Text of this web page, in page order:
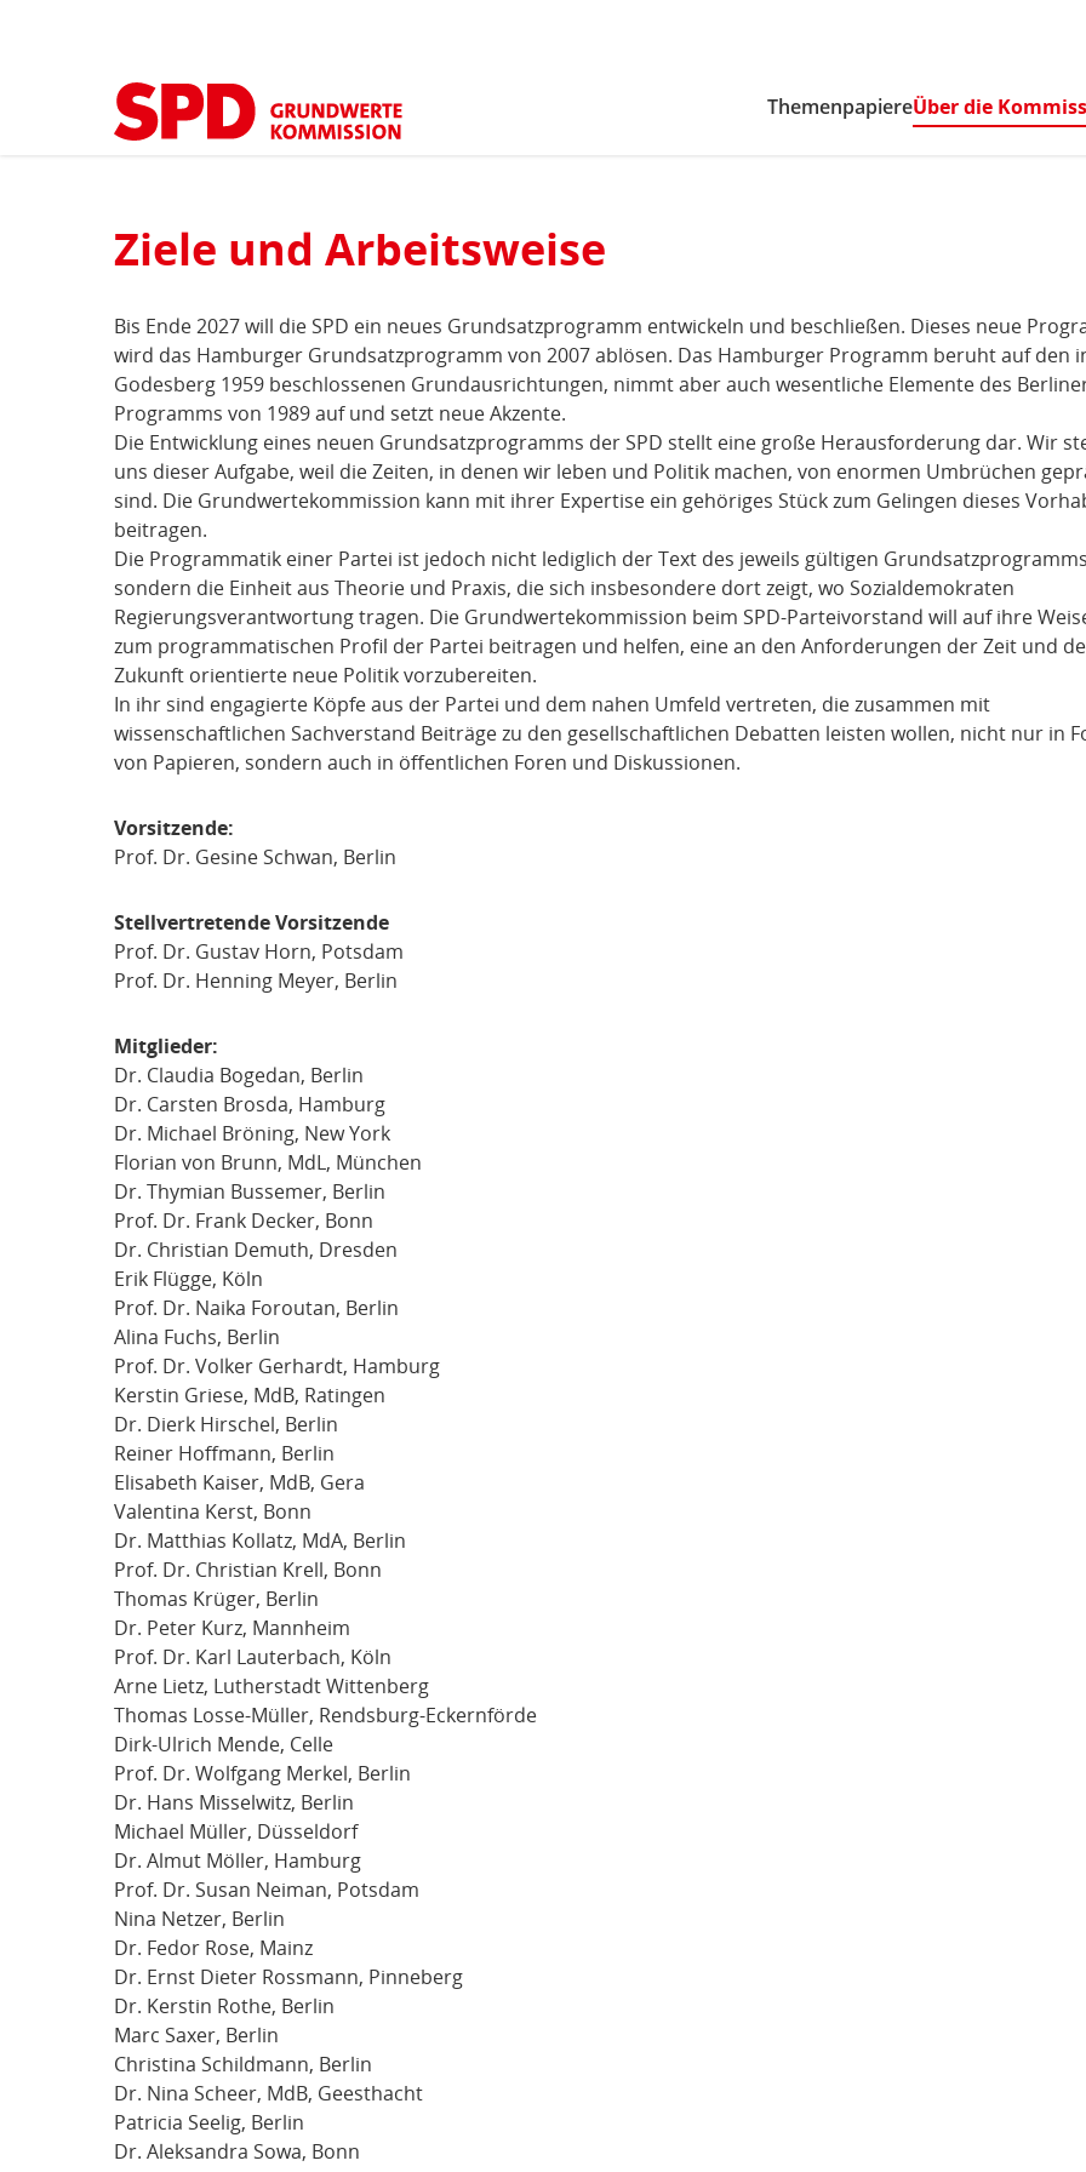
Hauptnavigation
ThemenpapiereÜber die
Kommission
Ziele und Arbeitsweise
Bis Ende 2027 will die SPD ein neues Grundsatzprogramm entwickeln und beschließen. Dieses neue
wird das Hamburger Grundsatzprogramm von 2007 ablösen. Das Hamburger Programm beruht auf den
Godesberg 1959 beschlossenen Grundausrichtungen, nimmt aber auch wesentliche Elemente des
Programms von 1989 auf und setzt neue Akzente.
Die Entwicklung eines neuen Grundsatzprogramms der SPD stellt eine große Herausforderung dar. Wir
uns dieser Aufgabe, weil die Zeiten, in denen wir leben und Politik machen, von enormen Umbrüchen
sind. Die Grundwertekommission kann mit ihrer Expertise ein gehöriges Stück zum Gelingen dieses
beitragen.
Die Programmatik einer Partei ist jedoch nicht lediglich der Text des jeweils gültigen
sondern die Einheit aus Theorie und Praxis, die sich insbesondere dort zeigt, wo Sozialdemokraten
Regierungsverantwortung tragen. Die Grundwertekommission beim SPD-Parteivorstand will auf ihre
zum programmatischen Profil der Partei beitragen und helfen, eine an den Anforderungen der Zeit und
Zukunft orientierte neue Politik vorzubereiten.
In ihr sind engagierte Köpfe aus der Partei und dem nahen Umfeld vertreten, die zusammen mit
wissenschaftlichen Sachverstand Beiträge zu den gesellschaftlichen Debatten leisten wollen, nicht nur in
von Papieren, sondern auch in öffentlichen Foren und Diskussionen.
Vorsitzende:
Prof. Dr. Gesine Schwan, Berlin
Stellvertretende Vorsitzende
Prof. Dr. Gustav Horn, Potsdam
Prof. Dr. Henning Meyer, Berlin
Mitglieder:
Dr. Claudia Bogedan, Berlin
Dr. Carsten Brosda, Hamburg
Dr. Michael Bröning, New York
Florian von Brunn, MdL, München
Dr. Thymian Bussemer, Berlin
Prof. Dr. Frank Decker, Bonn
Dr. Christian Demuth, Dresden
Erik Flügge, Köln
Prof. Dr. Naika Foroutan, Berlin
Alina Fuchs, Berlin
Prof. Dr. Volker Gerhardt, Hamburg
Kerstin Griese, MdB, Ratingen
Dr. Dierk Hirschel, Berlin
Reiner Hoffmann, Berlin
Elisabeth Kaiser, MdB, Gera
Valentina Kerst, Bonn
Dr. Matthias Kollatz, MdA, Berlin
Prof. Dr. Christian Krell, Bonn
Thomas Krüger, Berlin
Dr. Peter Kurz, Mannheim
Prof. Dr. Karl Lauterbach, Köln
Arne Lietz, Lutherstadt Wittenberg
Thomas Losse-Müller, Rendsburg-Eckernförde
Dirk-Ulrich Mende, Celle
Prof. Dr. Wolfgang Merkel, Berlin
Dr. Hans Misselwitz, Berlin
Michael Müller, Düsseldorf
Dr. Almut Möller, Hamburg
Prof. Dr. Susan Neiman, Potsdam
Nina Netzer, Berlin
Dr. Fedor Rose, Mainz
Dr. Ernst Dieter Rossmann, Pinneberg
Dr. Kerstin Rothe, Berlin
Marc Saxer, Berlin
Christina Schildmann, Berlin
Dr. Nina Scheer, MdB, Geesthacht
Patricia Seelig, Berlin
Dr. Aleksandra Sowa, Bonn